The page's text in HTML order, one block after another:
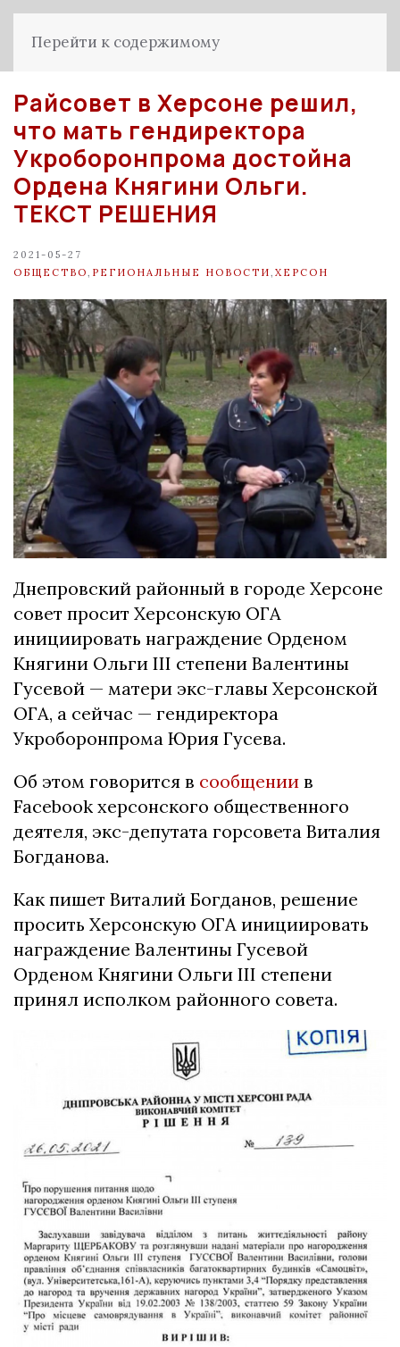
Перейти к содержимому
Райсовет в Херсоне решил,
что мать гендиректора
Укроборонпрома достойна
Ордена Княгини Ольги.
ТЕКСТ РЕШЕНИЯ
2021-05-27
ОБЩЕСТВО РЕГИОНАЛЬНЫЕ НОВОСТИ ХЕРСОН
Днепровский районный в городе Херсоне
совет просит Херсонскую ОГА
инициировать награждение Орденом
Княгини Ольги III степени Валентины
Гусевой — матери экс-главы Херсонской
ОГА, а сейчас — гендиректора
Укроборонпрома Юрия Гусева.
Об этом говорится в сообщении в
Facebook херсонского общественного
деятеля, экс-депутата горсовета Виталия
Богданова.
Как пишет Виталий Богданов, решение
просить Херсонскую ОГА инициировать
награждение Валентины Гусевой
Орденом Княгини Ольги III степени
принял исполком районного совета.